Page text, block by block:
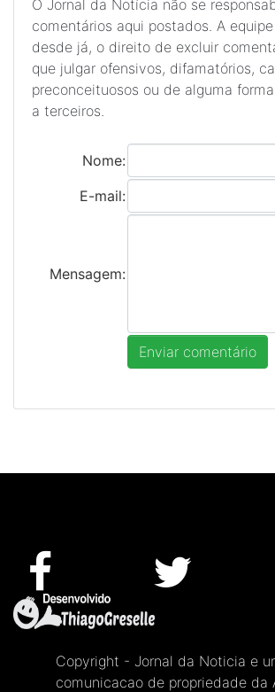
O Jornal da Notícia não se
comentários aqui postados. A
desde já, o direito de excluir
que julgar ofensivos, difamatórios,
preconceituosos ou de alguma
a terceiros.
Nome:
E-mail:
Mensagem:
Copyright - Jornal da Noticia e
comunicacao de propriedade da